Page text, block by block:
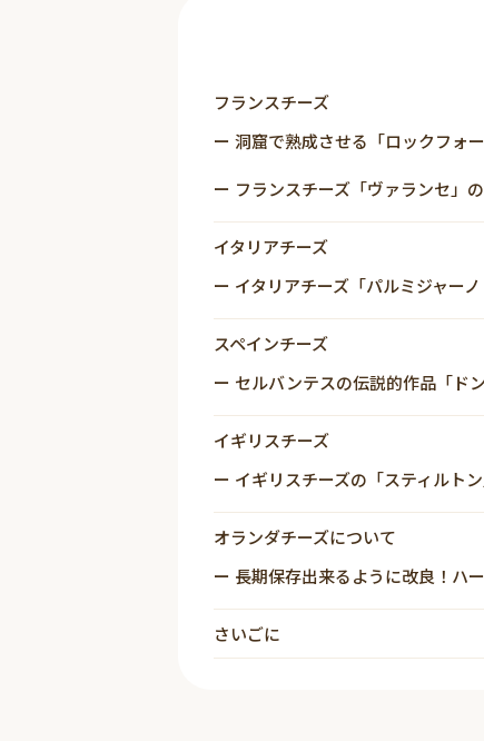
フランスチーズ
洞窟で熟成させる「ロックフォ
フランスチーズ「ヴァランセ」
イタリアチーズ
イタリアチーズ「パルミジャー
スペインチーズ
セルバンテスの伝説的作品「ド
イギリスチーズ
イギリスチーズの「スティルト
オランダチーズについて
長期保存出来るように改良！ハ
さいごに